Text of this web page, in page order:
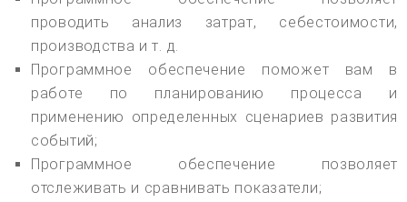
проводить анализ затрат, себестоимости,
производства и т. д.
Программное обеспечение поможет вам в
работе по планированию процесса и
применению определенных сценариев развития
событий;
Программное обеспечение позволяет
отслеживать и сравнивать показатели;